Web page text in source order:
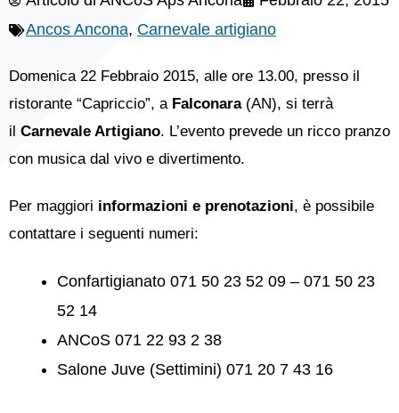
Ancos Ancona, Carnevale artigiano
Domenica 22 Febbraio 2015, alle ore 13.00, presso il
ristorante “Capriccio”, a Falconara(AN), si terrà
il Carnevale Artigiano. L’evento prevede un ricco pranzo
con musica dal vivo e divertimento.
Per maggiori informazioni e prenotazioni, è possibile
contattare i seguenti numeri:
Confartigianato 071 50 23 52 09 – 071 50 23
52 14
ANCoS 071 22 93 2 38
Salone Juve (Settimini) 071 20 7 43 16